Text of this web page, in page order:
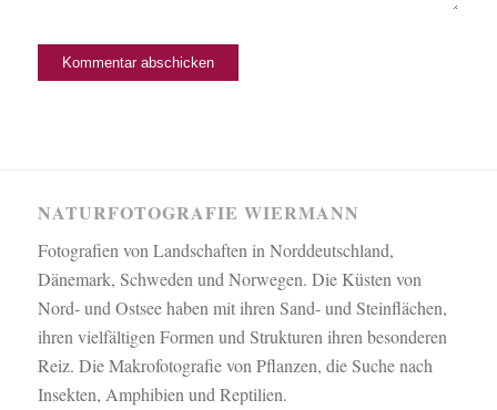
NATURFOTOGRAFIE WIERMANN
Fotografien von Landschaften in Norddeutschland,
Dänemark, Schweden und Norwegen. Die Küsten von
Nord- und Ostsee haben mit ihren Sand- und Steinflächen,
ihren vielfältigen Formen und Strukturen ihren besonderen
Reiz. Die Makrofotografie von Pflanzen, die Suche nach
Insekten, Amphibien und Reptilien.